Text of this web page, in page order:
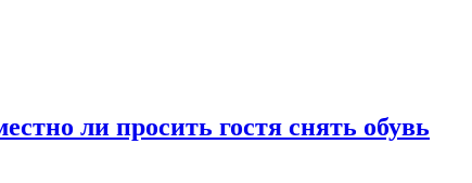
ли просить гостя снять обувь